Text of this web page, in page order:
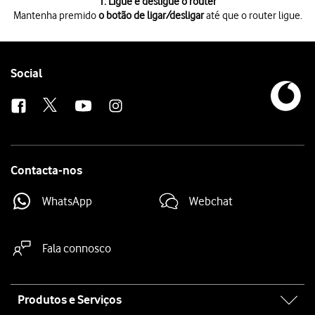
Mantenha premidoo botão de ligar/desligaraté que o router ligue.
Mantenha premidoo botão de ligar/desligaraté que o router desligue.
Follow
Social
Contacta-nos
WhatsApp Webchat
Fala connosco
map
Produtos e Serviços